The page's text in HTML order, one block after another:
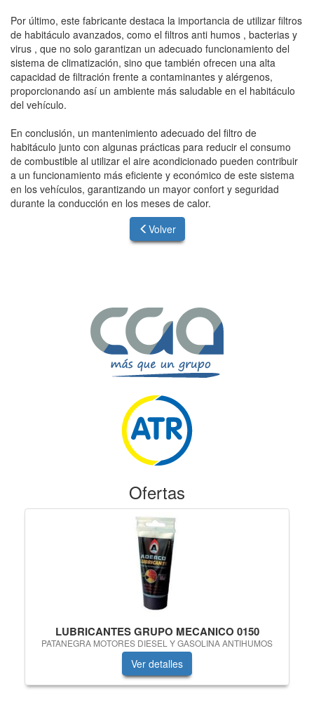
Por último, este fabricante destaca la importancia de utilizar filtros
de habitáculo avanzados, como el filtros anti humos , bacterias y
virus , que no solo garantizan un adecuado funcionamiento del
sistema de climatización, sino que también ofrecen una alta
capacidad de filtración frente a contaminantes y alérgenos,
proporcionando así un ambiente más saludable en el habitáculo
del vehículo.
En conclusión, un mantenimiento adecuado del filtro de
habitáculo junto con algunas prácticas para reducir el consumo
de combustible al utilizar el aire acondicionado pueden contribuir
a un funcionamiento más eficiente y económico de este sistema
en los vehículos, garantizando un mayor confort y seguridad
durante la conducción en los meses de calor.
Volver
Ofertas
LUBRICANTES GRUPO MECANICO 0150
PATANEGRA MOTORES DIESEL Y GASOLINA ANTIHUMOS
Ver detalles